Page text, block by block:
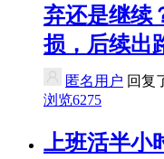
弃还是继续
损，后续出
匿名用户 回复
浏览6275
上班活半小